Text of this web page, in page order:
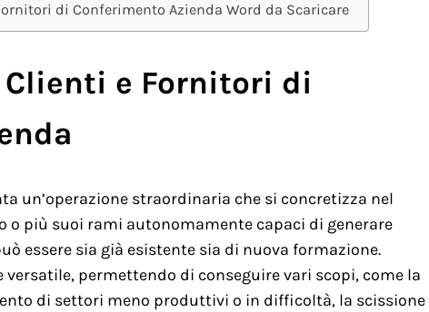
di Conferimento Azienda Word da Scaricare
e Fornitori di
un’operazione straordinaria che si concretizza nel
o più suoi rami autonomamente capaci di generare
essere sia già esistente sia di nuova formazione.
permettendo di conseguire vari scopi, come la
di settori meno produttivi o in difficoltà, la scissione